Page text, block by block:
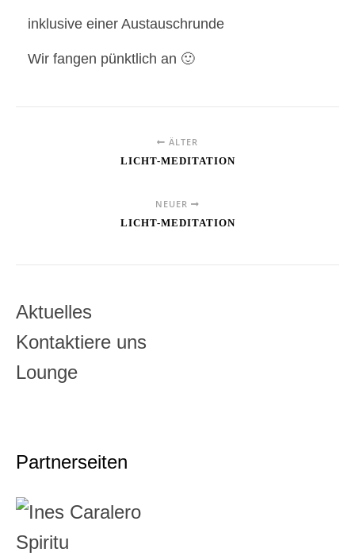
inklusive einer Austauschrunde
Wir fangen pünktlich an 🙂
ÄLTER
LICHT-MEDITATION
NEUER
LICHT-MEDITATION
Aktuelles
Kontaktiere uns
Lounge
Partnerseiten